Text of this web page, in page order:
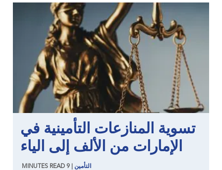
تسوية المنازعات التأمينية في
الإمارات من الألف إلى الياء
التأمين 9
MINUTES READ